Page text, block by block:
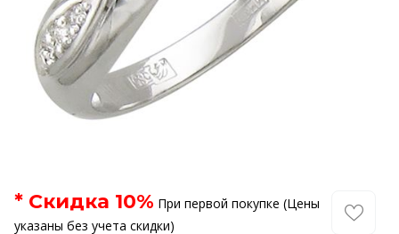
* Скидка 10% При первой покупке (Цены
указаны без учета скидки)